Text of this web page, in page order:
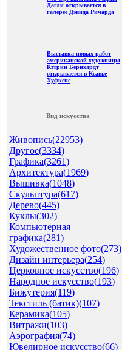
Дагли открывается в
галерее Дэвида Ричарда
Выставка новых работ
американской художницы
Кэтрин Бернхардт
открывается в Ксавье
Хуфкенс
Вид искусства
Живопись(22953)
Другое(3334)
Графика(3261)
Архитектура(1969)
Вышивка(1048)
Скульптура(617)
Дерево(445)
Куклы(302)
Компьютерная
графика(281)
Художественное фото(273)
Дизайн интерьера(254)
Церковное искусство(196)
Народное искусство(193)
Бижутерия(119)
Текстиль (батик)(107)
Керамика(105)
Витражи(103)
Аэрография(74)
Ювелирное искусство(66)